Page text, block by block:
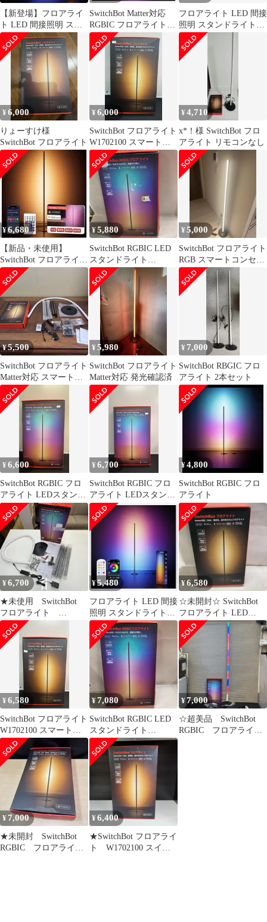
【新登場】フロアライ
ト LED 間接照明 スタ
ンドライト【RGBIC搭
載】
SwitchBot Matter対応
RGBIC フロアライト
LEDスタンド
フロアライト LED 間接
照明 スタンドライト
RGBIC搭載 多色グラデ
ーション
¥6,000
りょーすけ様
SwitchBot フロアライト
¥6,000
SwitchBot フロアライト
W1702100 スマート
LEDフロアランプ /
Matter対応 / 未開封
++924685
¥4,710
x*！様 SwitchBot フロ
アライト リモコンなし
¥6,680
【新品・未使用】
SwitchBot フロアライト
LED スタンドライト
¥5,880
SwitchBot RGBIC LED
スタンドライト
W1702101
¥5,000
SwitchBot フロアライト
RGB スマートコンセン
ト付き
¥5,500
SwitchBot フロアライト
Matter対応 スマート家
電 LED
¥5,980
SwitchBot フロアライト
Matter対応 発光確認済
¥ 7,000
SwitchBot RBGIC フロ
アライト 2本セット
¥6,600
SwitchBot RGBIC フロ
アライト LEDスタンド
ライト 未開封
W1702101 ++ 925211
¥6,700
SwitchBot RGBIC フロ
アライト LEDスタンド
ライト 未開封
W1702101 ++ 924747
¥4,800
SwitchBot RGBIC フロ
アライト
¥6,700
★未使用 SwitchBot
フロアライト
RGBIC W1702101
¥5,480
フロアライト LED 間接
照明 スタンドライト
RGBIC搭載 多色グラデ
ーション
¥6,580
☆未開封☆ SwitchBot
フロアライト LED
W1702100
¥6,580
SwitchBot フロアライト
W1702100 スマート
LEDフロアランプ /
Matter対応 / 未開封
++924684
¥7,080
SwitchBot RGBIC LED
スタンドライト
W1702101
¥7,000
☆超美品 SwitchBot
RGBIC フロアライ
¥ 7,000
★未開封 SwitchBot
RGBIC フロアライ
¥6,400
★SwitchBot フロアライ
ト W1702100 スイッ